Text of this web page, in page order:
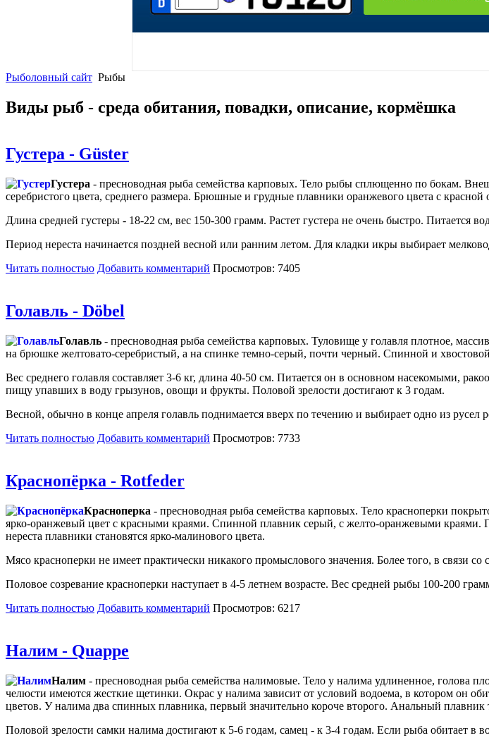
Рыболовный сайт Рыбы
Виды рыб - среда обитания, повадки, описание, кормёшка
Густера - Güster
Густера - пресноводная рыба семейства карповых. Тело рыбы сплющенно по бокам.
серебристого цвета, среднего размера. Брюшные и грудные плавники оранжевого цвета с
Длина средней густеры - 18-22 см, вес 150-300 грамм. Растет густера не очень быстро.
Период нереста начинается поздней весной или ранним летом. Для кладки икры выбирает
Читать полностью Добавить комментарий Просмотров: 7405
Голавль - Döbel
Голавль - пресноводная рыба семейства карповых. Туловище у голавля плотное,
на брюшке желтовато-серебристый, а на спинке темно-серый, почти черный. Спинной и
Вес среднего голавля составляет 3-6 кг, длина 40-50 см. Питается он в основном насекомыми,
пищу упавших в воду грызунов, овощи и фрукты. Половой зрелости достигают к 3 годам.
Весной, обычно в конце апреля голавль поднимается вверх по течению и выбирает одно из русел
Читать полностью Добавить комментарий Просмотров: 7733
Краснопёрка - Rotfeder
Красноперка - пресноводная рыба семейства карповых. Тело красноперки
ярко-оранжевый цвет с красными краями. Спинной плавник серый, с желто-оранжевыми краями.
нереста плавники становятся ярко-малинового цвета.
Мясо красноперки не имеет практически никакого промыслового значения. Более того, в связи
Половое созревание красноперки наступает в 4-5 летнем возрасте. Вес средней рыбы 100-200
Читать полностью Добавить комментарий Просмотров: 6217
Налим - Quappe
Налим - пресноводная рыба семейства налимовые. Тело у налима удлиненное, голова
челюсти имеются жесткие щетинки. Окрас у налима зависит от условий водоема, в котором он
цветов. У налима два спинных плавника, первый значительно короче второго. Анальный
Половой зрелости самки налима достигают к 5-6 годам, самец - к 3-4 годам. Если рыба обитает в